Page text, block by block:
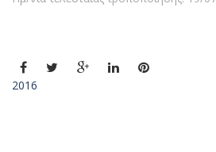
2016